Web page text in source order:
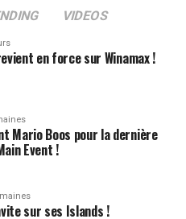
du Main Event
VIDEOS
en force sur Winamax !
Mario Boos pour la dernière
Event !
sur ses Islands !